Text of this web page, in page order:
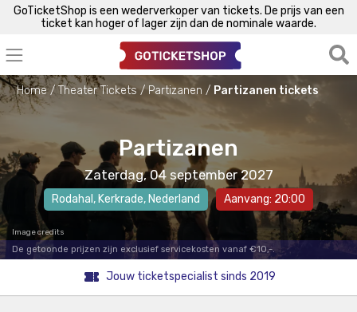
GoTicketShop is een wederverkoper van tickets. De prijs van een
ticket kan hoger of lager zijn dan de nominale waarde.
Home Theater Tickets Partizanen Partizanen tickets
Partizanen
Zaterdag, 04 september 2027
Rodahal , Kerkrade, Nederland Aanvang: 20:00
Image credits
De getoonde prijzen zijn exclusief servicekosten vanaf €10,-.
Jouw ticketspecialist sinds 2019